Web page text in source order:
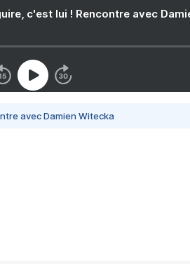
c'est lui ! Rencontre avec
avec Damien Witecka